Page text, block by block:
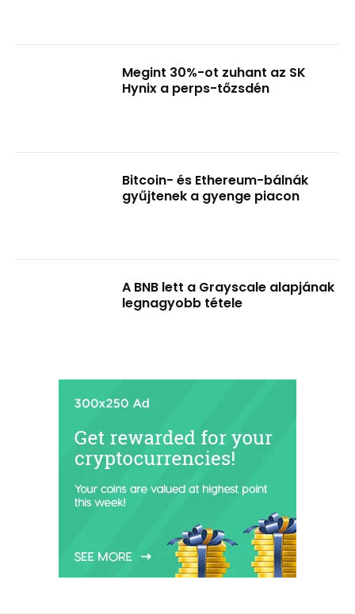
Megint 30%-ot zuhant az SK
Hynix a perps-tőzsdén
Bitcoin- és Ethereum-bálnák
gyűjtenek a gyenge piacon
A BNB lett a Grayscale alapjának
legnagyobb tétele